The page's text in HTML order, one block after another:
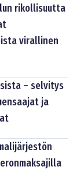
rikollisuutta
virallinen
– selvitys
ja